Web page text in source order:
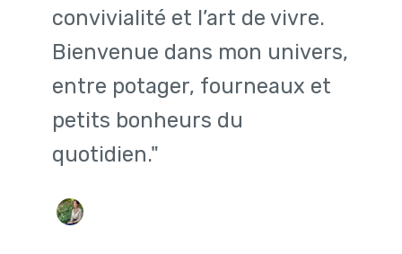
convivialité et l’art de vivre.
Bienvenue dans mon univers,
entre potager, fourneaux et
petits bonheurs du
quotidien."